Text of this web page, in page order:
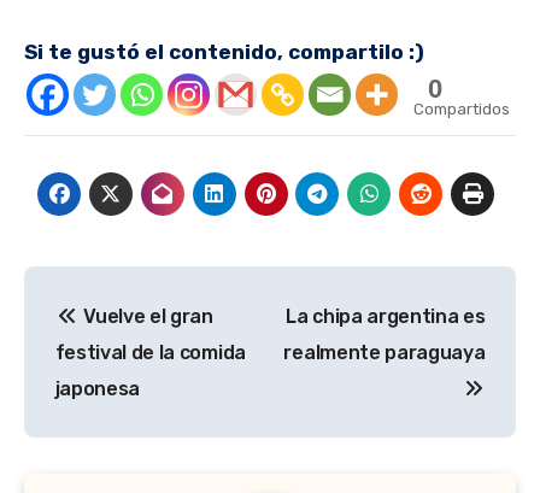
Si te gustó el contenido, compartilo :)
0
Compartidos
de
entradas
Vuelve el gran
festival de la comida
japonesa
La chipa argentina es
realmente paraguaya